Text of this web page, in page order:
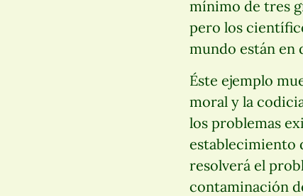
mínimo de tres
pero los
mundo están en
Éste ejemplo
moral y la
los problemas
establecimiento
resolverá el
contaminación